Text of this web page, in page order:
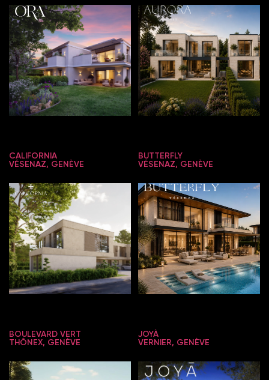
CALIFORNIA
VÉSENAZ, GENÈVE
BUTTERFLY
VÉSENAZ, GENÈVE
BOULEVARD VERT
THÔNEX, GENÈVE
JOYÀ
VERNIER, GENÈVE